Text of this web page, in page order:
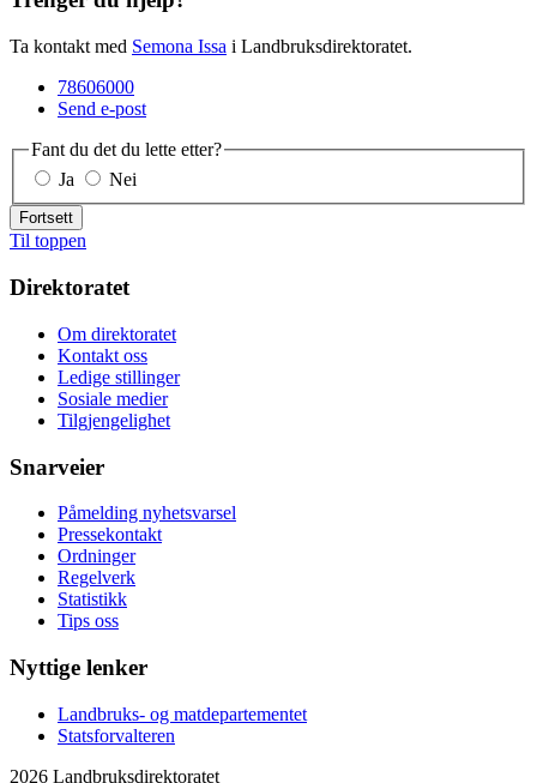
Ta kontakt med Semona Issa i Landbruksdirektoratet.
78606000
Send e-post
Fant du det du lette etter?
Ja
Nei
Fortsett
Til toppen
Direktoratet
Om direktoratet
Kontakt oss
Ledige stillinger
Sosiale medier
Tilgjengelighet
Snarveier
Påmelding nyhetsvarsel
Pressekontakt
Ordninger
Regelverk
Statistikk
Tips oss
Nyttige lenker
Landbruks- og matdepartementet
Statsforvalteren
2026 Landbruksdirektoratet